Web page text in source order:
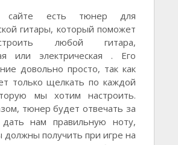
есть тюнер для
гитары, который поможет
любой гитара,
или электрическая . Его
довольно просто, так как
только щелкать по каждой
мы хотим настроить.
тюнер будет отвечать за
нам правильную ноту,
получить при игре на